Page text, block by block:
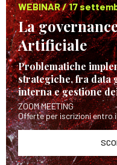
WEBINAR / 17
La
Artificiale
Problematiche
strategiche, fra data
interna e gestione
ZOOM MEETING
Offerte per iscrizioni entro